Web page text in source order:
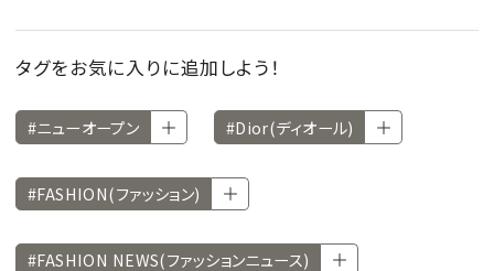
タグをお気に入りに追加しよう！
#ニューオープン #Dior(ディオール)
#FASHION(ファッション)
#FASHION NEWS(ファッションニュース)